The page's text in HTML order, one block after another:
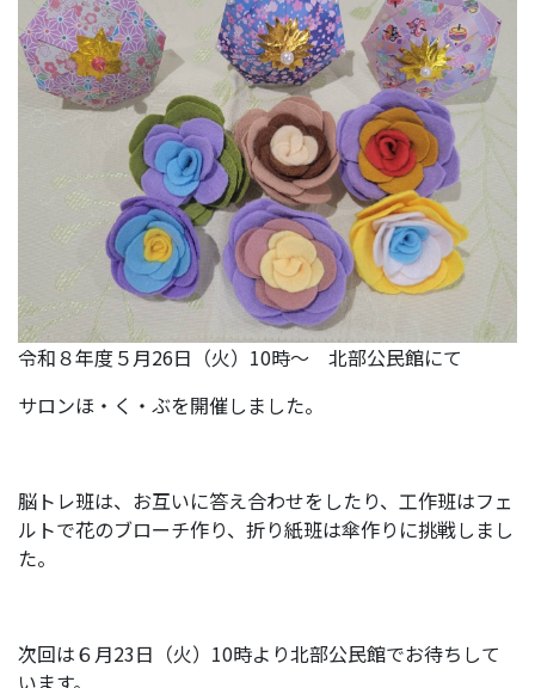
令和８年度５月26日（火）10時～ 北部公民館にて
サロンほ・く・ぶを開催しました。
脳トレ班は、お互いに答え合わせをしたり、工作班はフェ
ルトで花のブローチ作り、折り紙班は傘作りに挑戦しまし
た。
次回は６月23日（火）10時より北部公民館でお待ちして
います。